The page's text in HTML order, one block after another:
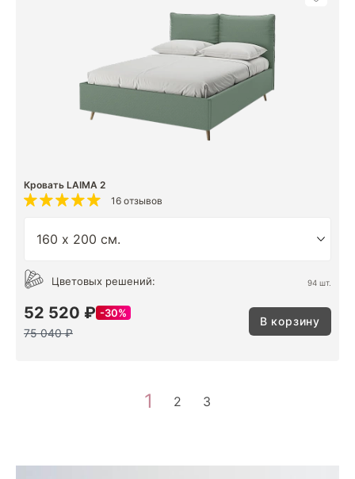
Кровать LAIMA 2
16 отзывов
Цветовых решений: 94 шт.
52 520 ₽ 30%
75 040 ₽
В корзину
1 2 3